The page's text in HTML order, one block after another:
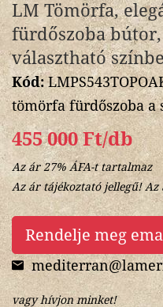
LM Tömörfa,
fürdőszoba
választható
Kód:
tömörfa fürdőszoba a
455 000 Ft/db
Az ár 27% ÁFA-t tartalmaz
Az ár tájékoztató jellegű!
Rendelje meg
vagy hívjon minket!